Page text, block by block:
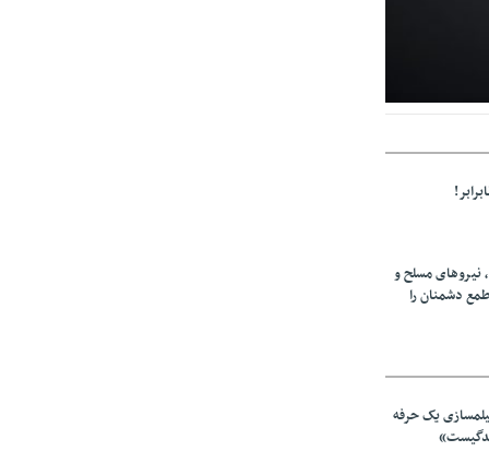
نیروهای مسلح و
دشمنان را
یک حرفه